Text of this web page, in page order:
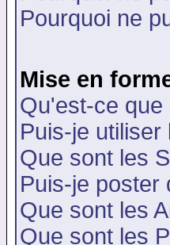
Pourquoi ne
Mise en
Qu'est-ce que
Puis-je utiliser
Que sont les
Puis-je poster
Que sont les
Que sont les